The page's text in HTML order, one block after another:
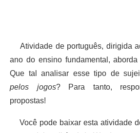
Atividade de português, dirigida
ano do ensino fundamental,
Que tal analisar esse tipo de
pelos jogos? Para tanto,
propostas!
Você pode baixar esta atividade